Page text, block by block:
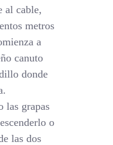
al cable,
metros
a
canuto
donde
las grapas
o
las dos